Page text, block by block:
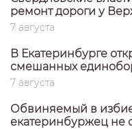
ремонт дороги у
7 августа
В Екатеринбурге
смешанных
7 августа
Обвиняемый в
екатеринбуржец не